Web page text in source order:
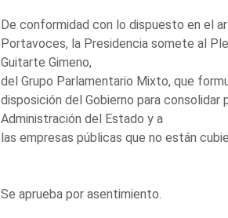
De conformidad con lo dispuesto en el
Portavoces, la Presidencia somete al
Guitarte Gimeno,
del Grupo Parlamentario Mixto, que
disposición del Gobierno para
Administración del Estado y a
las empresas públicas que no están
Se aprueba por asentimiento.